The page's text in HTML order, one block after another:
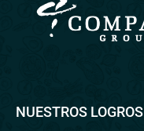
NUESTROS LOGROS